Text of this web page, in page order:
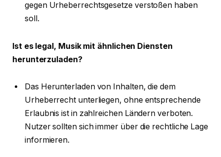
gegen Urheberrechtsgesetze verstoßen haben
soll.
Ist es legal, Musik mit ähnlichen Diensten
herunterzuladen?
Das Herunterladen von Inhalten, die dem
Urheberrecht unterliegen, ohne entsprechende
Erlaubnis ist in zahlreichen Ländern verboten.
Nutzer sollten sich immer über die rechtliche Lage
informieren.